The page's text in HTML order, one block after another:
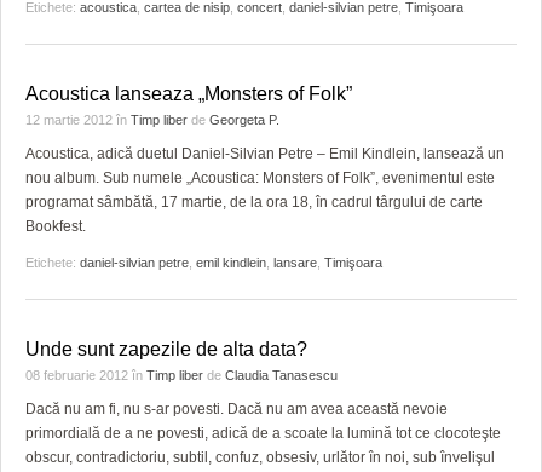
ALTE SPORTURI
ETICA LUCIDITĂȚII ASISTATE
JURNAL DE CAMPANIE
ZÂMBETE AMARE
GRĂDINA TAICII DOMNULUI
CU OIŞTEA-N KIERKEGAARD
FINANŢĂRI DE LA A LA Z
TIMP LIBER
ULTRAMARIN VA RECOMANDA
CULTURA
CRONICĂ DE FILM
FILME DOCUMENTARE
CLIPURI VIDEO
ECONOMIC
AFACERI
SĂNĂTATE
MAI MULTE
ACCIDENTE
INFO SI UTILE
CULTURA
JUSTITIE
Etichete: acoustica cartea de nisip concert daniel-silvian petre Timişoara
Acoustica lanseaza „Monsters of Folk”
12 martie 2012 în Timp liber de Georgeta P.
Acoustica, adică duetul Daniel-Silvian Petre – Emil Kindlein, lansează un
nou album. Sub numele „Acoustica: Monsters of Folk”, evenimentul este
programat sâmbătă, 17 martie, de la ora 18, în cadrul târgului de carte
Bookfest.
Etichete: daniel-silvian petre emil kindlein lansare Timişoara
Unde sunt zapezile de alta data?
08 februarie 2012 în Timp liber de Claudia Tanasescu
Dacă nu am fi, nu s-ar povesti. Dacă nu am avea această nevoie
primordială de a ne povesti, adică de a scoate la lumină tot ce clocoteşte
obscur, contradictoriu, subtil, confuz, obsesiv, urlător în noi, sub învelişul